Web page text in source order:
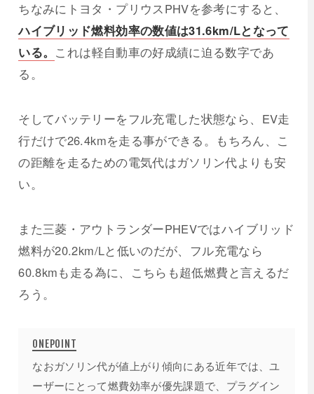
ちなみにトヨタ・プリウスPHVを参考にすると、
ハイブリッド燃料効率の数値は31.6km/Lとなって
いる。 これは軽自動車の好成績に迫る数字であ
る。
そしてバッテリーをフル充電した状態なら、EV走
行だけで26.4kmを走る事ができる。もちろん、こ
の距離を走るための電気代はガソリン代よりも安
い。
また三菱・アウトランダーPHEVではハイブリッド
燃料が20.2km/Lと低いのだが、フル充電なら
60.8kmも走る為に、こちらも超低燃費と言えるだ
ろう。
なおガソリン代が値上がり傾向にある近年では、ユ
ーザーにとって燃費効率が優先課題で、プラグイン